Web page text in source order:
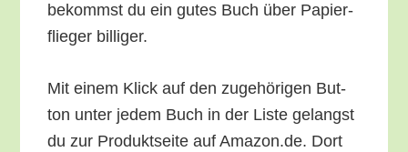
bekommst du ein gutes Buch über Papier­
flie­ger billiger.
Mit einem Klick auf den zuge­hö­ri­gen But­
ton unter jedem Buch in der Lis­te gelangst
du zur Pro­dukt­sei­te auf Amazon.de. Dort